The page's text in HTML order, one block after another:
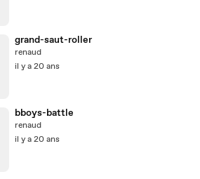
grand-saut-roller
renaud
il y a 20 ans
bboys-battle
renaud
il y a 20 ans